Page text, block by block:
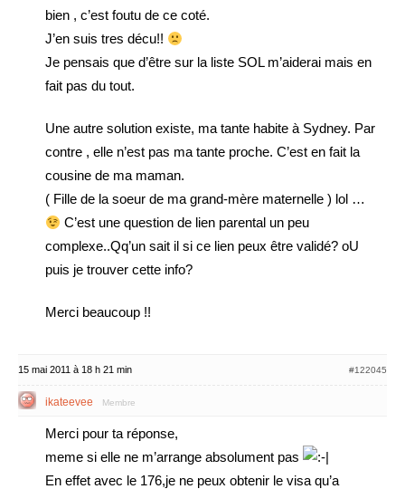
bien , c’est foutu de ce coté.
J’en suis tres décu!!
Je pensais que d’être sur la liste SOL m’aiderai mais en
fait pas du tout.
Une autre solution existe, ma tante habite à Sydney. Par
contre , elle n’est pas ma tante proche. C’est en fait la
cousine de ma maman.
( Fille de la soeur de ma grand-mère maternelle ) lol …
C’est une question de lien parental un peu
complexe..Qq’un sait il si ce lien peux être validé? oU
puis je trouver cette info?
Merci beaucoup !!
15 mai 2011 à 18 h 21 min #122045
ikateevee Membre
Merci pour ta réponse,
meme si elle ne m’arrange absolument pas
En effet avec le 176,je ne peux obtenir le visa qu’a